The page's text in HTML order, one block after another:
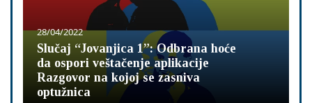
28/04/2022
Slučaj “Jovanjica 1”: Odbrana hoće
da ospori veštačenje aplikacije
Razgovor na kojoj se zasniva
optužnica